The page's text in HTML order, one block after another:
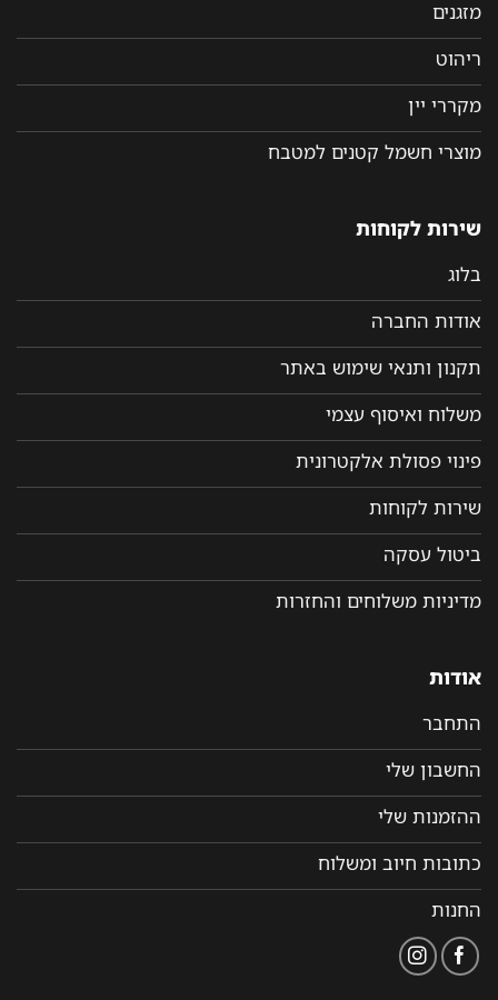
מזגנים
ריהוט
מקררי יין
מוצרי חשמל קטנים למטבח
שירות לקוחות
בלוג
אודות החברה
תקנון ותנאי שימוש באתר
משלוח ואיסוף עצמי
פינוי פסולת אלקטרונית
שירות לקוחות
ביטול עסקה
מדיניות משלוחים והחזרות
אודות
התחבר
החשבון שלי
ההזמנות שלי
כתובות חיוב ומשלוח
החנות